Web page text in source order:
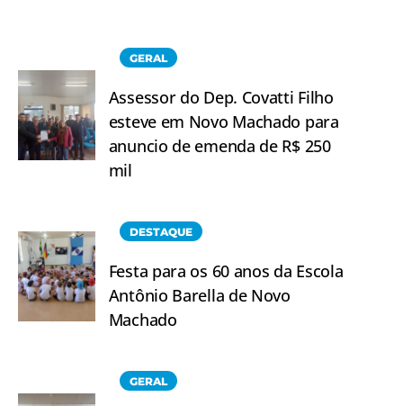
GERAL
Assessor do Dep. Covatti Filho
esteve em Novo Machado para
anuncio de emenda de R$ 250
mil
DESTAQUE
Festa para os 60 anos da Escola
Antônio Barella de Novo
Machado
GERAL